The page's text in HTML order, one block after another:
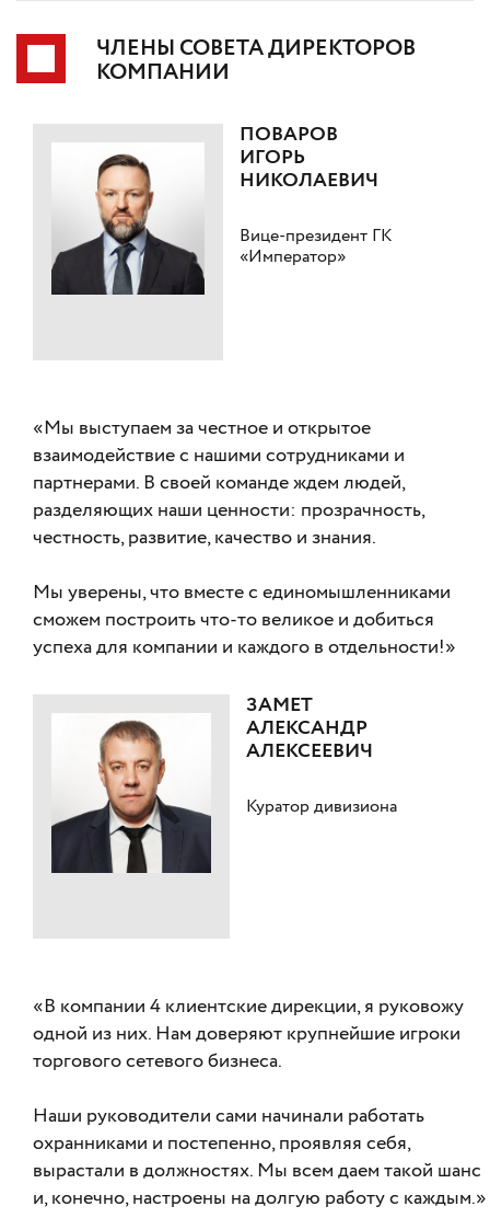
ЧЛЕНЫ СОВЕТА ДИРЕКТОРОВ
КОМПАНИИ
ПОВАРОВ
ИГОРЬ
НИКОЛАЕВИЧ
Вице-президент ГК
«Император»
«Мы выступаем за честное и открытое
взаимодействие с нашими сотрудниками и
партнерами. В своей команде ждем людей,
разделяющих наши ценности: прозрачность,
честность, развитие, качество и знания.
Мы уверены, что вместе с единомышленниками
сможем построить что-то великое и добиться
успеха для компании и каждого в отдельности!»
ЗАМЕТ
АЛЕКСАНДР
АЛЕКСЕЕВИЧ
Куратор дивизиона
«В компании 4 клиентские дирекции, я руковожу
одной из них. Нам доверяют крупнейшие игроки
торгового сетевого бизнеса.
Наши руководители сами начинали работать
охранниками и постепенно, проявляя себя,
вырастали в должностях. Мы всем даем такой шанс
и, конечно, настроены на долгую работу с каждым.»